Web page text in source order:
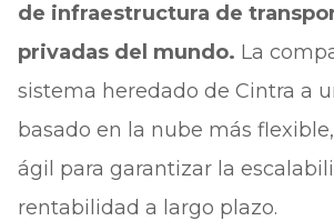
de infraestructura de
privadas del mundo. La
sistema heredado de Cintra a
basado en la nube más
ágil para garantizar la
rentabilidad a largo plazo.